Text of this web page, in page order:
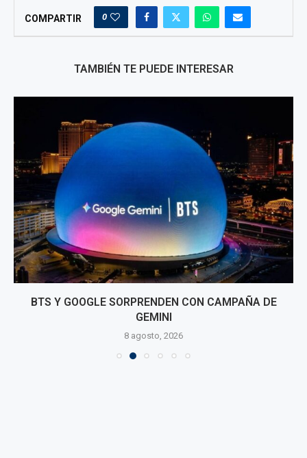
COMPARTIR 0
TAMBIÉN TE PUEDE INTERESAR
BTS Y GOOGLE SORPRENDEN CON CAMPAÑA DE
GEMINI
8 agosto, 2026